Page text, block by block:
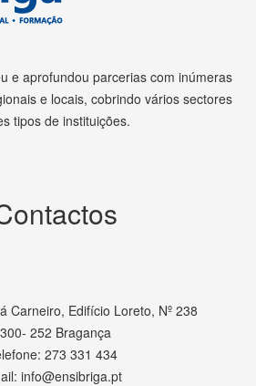
e aprofundou parcerias com inúmeras
e locais, cobrindo vários sectores
tipos de instituições.
Carneiro, Edifício Loreto, Nº 238
252 Bragança
273 331 434
info@ensibriga.pt